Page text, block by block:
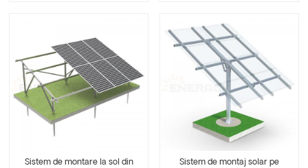
Sistem de montare la sol din
Sistem de montaj solar pe